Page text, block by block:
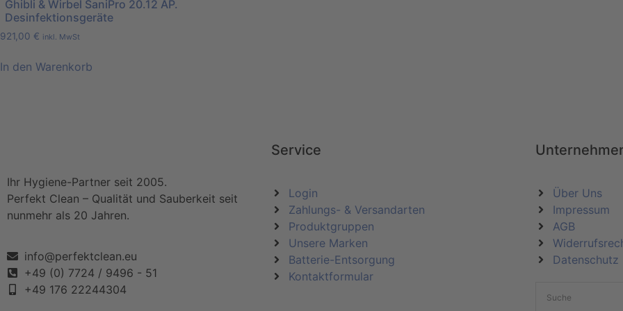
Ghibli & Wirbel SaniPro 20.12 AP.
Desinfektionsgeräte
921,00 € inkl. MwSt
In den Warenkorb
Ihr Hygiene-Partner seit 2005.
Perfekt Clean – Qualität und Sauberkeit seit
nunmehr als 20 Jahren.
info@perfektclean.eu
+49 (0) 7724 / 9496 - 51
+49 176 22244304
Service
Login
Zahlungs- & Versandarten
Produktgruppen
Unsere Marken
Batterie-Entsorgung
Kontaktformular
Über Uns
Impressum
AGB
Datenschutz